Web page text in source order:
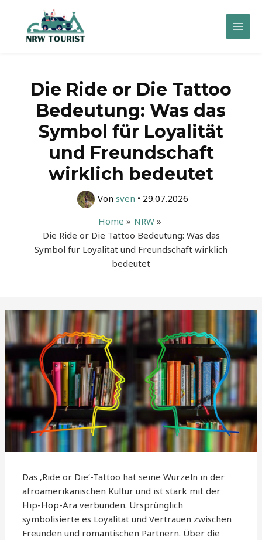
springen
Main
Die Ride or Die Tattoo
Bedeutung: Was das
Symbol für Loyalität
und Freundschaft
wirklich bedeutet
Von sven • 29.07.2026
Home
NRW
Die Ride or Die Tattoo Bedeutung: Was das
Symbol für Loyalität und Freundschaft wirklich
bedeutet
Das ‚Ride or Die‘-Tattoo hat seine Wurzeln in der
afroamerikanischen Kultur und ist stark mit der
Hip-Hop-Ära verbunden. Ursprünglich
symbolisierte es Loyalität und Vertrauen zwischen
Freunden und romantischen Partnern. Über die